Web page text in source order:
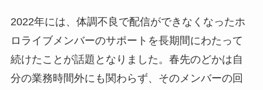
2022年には、体調不良で配信ができなくなったホ
ロライブメンバーのサポートを長期間にわたって
続けたことが話題となりました。春先のどかは自
分の業務時間外にも関わらず、そのメンバーの回